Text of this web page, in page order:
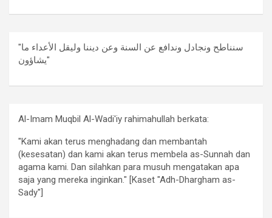
"سنناطح ونجادل وندافع عن السنة وعن ديننا وليقل الأعداء ما
يشاؤون"
Al-Imam Muqbil Al-Wadi'iy rahimahullah berkata:
"Kami akan terus menghadang dan membantah
(kesesatan) dan kami akan terus membela as-Sunnah dan
agama kami. Dan silahkan para musuh mengatakan apa
saja yang mereka inginkan." [Kaset "Adh-Dhargham as-
Sady"]